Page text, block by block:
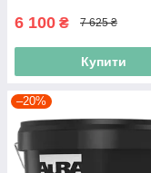
6 100 ₴ 7 625 ₴
Купити
–20%